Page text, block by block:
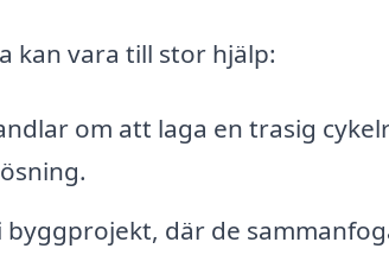
kan vara till stor hjälp:
om att laga en trasig
byggprojekt, där de